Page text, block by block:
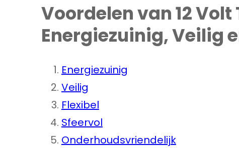
Voordelen van 12
Energiezuinig, Veilig
Energiezuinig
Veilig
Flexibel
Sfeervol
Onderhoudsvriendelijk